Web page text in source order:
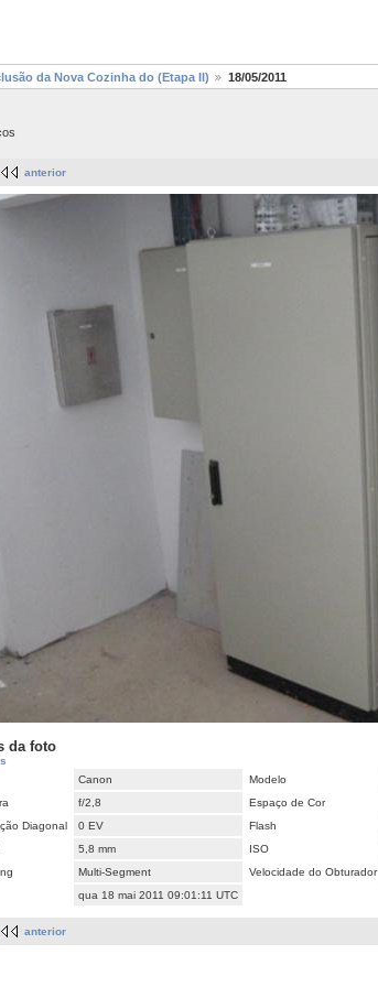
da Nova Cozinha do (Etapa II) 18/05/2011
anterior
da foto
Canon Modelo
f/2,8 Espaço de Cor
Diagonal
0 EV Flash
5,8 mm ISO
Multi-Segment Velocidade do Obturador
qua 18 mai 2011 09:01:11 UTC
anterior